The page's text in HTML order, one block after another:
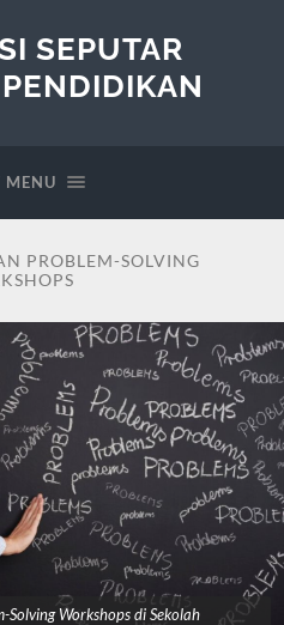
SEPUTAR
MENU
PROBLEM-SOLVING
Workshops di Sekolah